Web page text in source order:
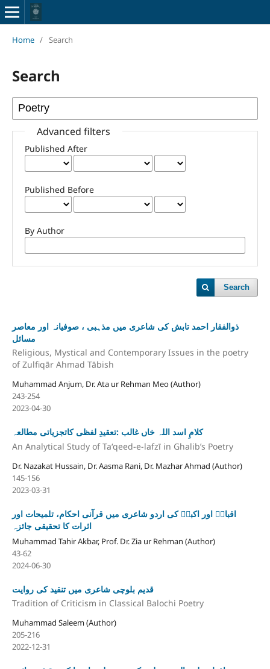
Home / Search
Search
Advanced filters
Published After
Published Before
By Author
Search
ذوالفقار احمد تابش کی شاعری میں مذہبی ، صوفیانہ اور معاصر
مسائل
Religious, Mystical and Contemporary Issues in the poetry
of Zulfiqār Ahmad Tābish
Muhammad Anjum, Dr. Ata ur Rehman Meo (Author)
243-254
2023-04-30
کلامِ اسد اللہ خاں غالب :تعقیدِ لفظی کاتجزیاتی مطالعہ
An Analytical Study of Taʻqeed-e-lafzī in Ghalib’s Poetry
Dr. Nazakat Hussain, Dr. Aasma Rani, Dr. Mazhar Ahmad (Author)
145-156
2023-03-31
اقبالؒ اور اکبرؒ کی اردو شاعری میں قرآنی احکام، تلمیحات اور
اثرات کا تحقیقی جائزہ
Muhammad Tahir Akbar, Prof. Dr. Zia ur Rehman (Author)
43-62
2024-06-30
قدیم بلوچی شاعری میں تنقید کی روایت
Tradition of Criticism in Classical Balochi Poetry
Muhammad Saleem (Author)
205-216
2022-12-31